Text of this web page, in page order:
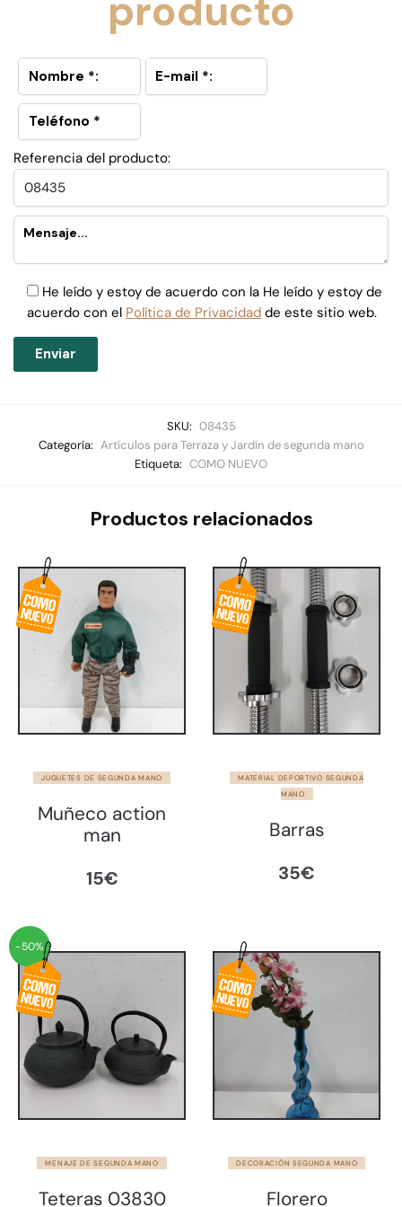
producto
Referencia del producto:
He leído y estoy de acuerdo con la He leído y estoy de
acuerdo con el Política de Privacidad de este sitio web.
SKU: 08435
Categoría: Artículos para Terraza y Jardín de segunda mano
Etiqueta: COMO NUEVO
Productos relacionados
JUGUETES DE SEGUNDA MANO
Muñeco action
man
15€
MATERIAL DEPORTIVO SEGUNDA
MANO
Barras
35€
-50%
MENAJE DE SEGUNDA MANO
Teteras 03830
DECORACIÓN SEGUNDA MANO
Florero